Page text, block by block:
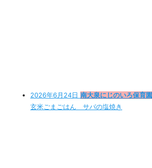
2026年6月24日 南大泉にじのいろ保育園
玄米ごまごはん サバの塩焼き